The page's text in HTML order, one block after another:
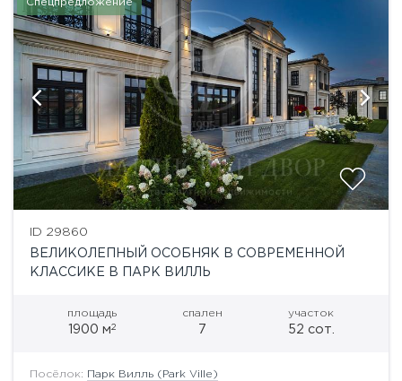
ID 29860
ВЕЛИКОЛЕПНЫЙ ОСОБНЯК В СОВРЕМЕННОЙ
КЛАССИКЕ В ПАРК ВИЛЛЬ
площадь
1900 м2
спален
7
участок
52 сот.
Посёлок: Парк Вилль (Park Ville)